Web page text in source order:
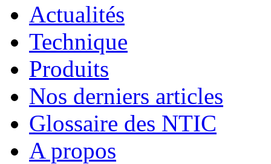
Actualités
Technique
Produits
Nos derniers articles
Glossaire des NTIC
A propos